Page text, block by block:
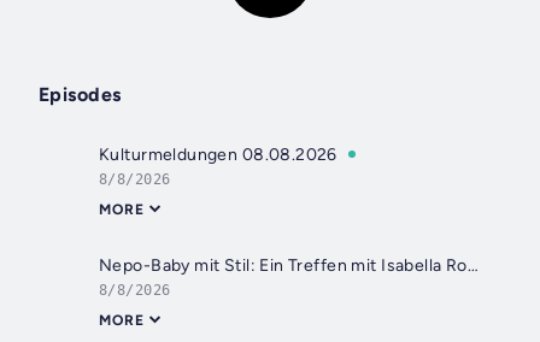
Episodes
Kulturmeldungen 08.08.2026
8/8/2026
MORE
Nepo-Baby mit Stil: Ein Treffen mit Isabella Rossellini in Locarno
8/8/2026
MORE